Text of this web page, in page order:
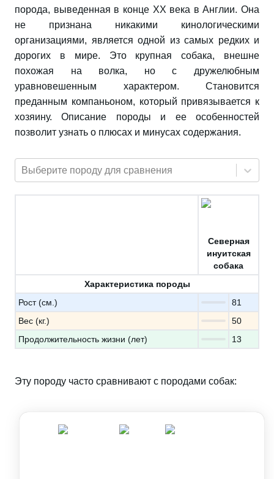
порода, выведенная в конце XX века в Англии. Она
не признана никакими кинологическими
организациями, является одной из самых редких и
дорогих в мире. Это крупная собака, внешне
похожая на волка, но с дружелюбным
уравновешенным характером. Становится
преданным компаньоном, который привязывается к
хозяину. Описание породы и ее особенностей
позволит узнать о плюсах и минусах содержания.
Выберите породу для сравнения
Северная
инуитская
собака
Характеристика породы
Рост (см.)
81
Вес (кг.)
50
Продолжительность жизни (лет)
13
Эту породу часто сравнивают с породами собак: